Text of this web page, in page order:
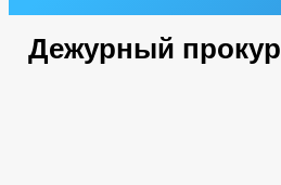
Дежурный